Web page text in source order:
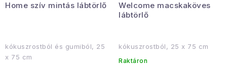
Home szív mintás lábtörlő
kókuszrostból és gumiból, 25
x 75 cm
Welcome macskaköves
lábtörlő
kókuszrostból, 25 x 75 cm
Raktáron